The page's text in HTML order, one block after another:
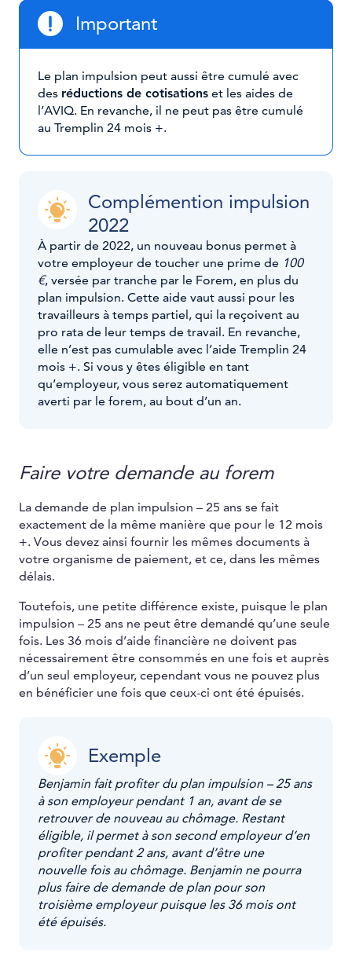
Important
Le plan impulsion peut aussi être cumulé avec
des réductions de cotisations et les aides de
l’AVIQ. En revanche, il ne peut pas être cumulé
au Tremplin 24 mois +.
Complémention impulsion
2022
À partir de 2022, un nouveau bonus permet à
votre employeur de toucher une prime de 100
€, versée par tranche par le Forem, en plus du
plan impulsion. Cette aide vaut aussi pour les
travailleurs à temps partiel, qui la reçoivent au
pro rata de leur temps de travail. En revanche,
elle n’est pas cumulable avec l’aide Tremplin 24
mois +. Si vous y êtes éligible en tant
qu’employeur, vous serez automatiquement
averti par le forem, au bout d’un an.
Faire votre demande au forem
La demande de plan impulsion – 25 ans se fait
exactement de la même manière que pour le 12 mois
+. Vous devez ainsi fournir les mêmes documents à
votre organisme de paiement, et ce, dans les mêmes
délais.
Toutefois, une petite différence existe, puisque le plan
impulsion – 25 ans ne peut être demandé qu’une seule
fois. Les 36 mois d’aide financière ne doivent pas
nécessairement être consommés en une fois et auprès
d’un seul employeur, cependant vous ne pouvez plus
en bénéficier une fois que ceux-ci ont été épuisés.
Exemple
Benjamin fait profiter du plan impulsion – 25 ans
à son employeur pendant 1 an, avant de se
retrouver de nouveau au chômage. Restant
éligible, il permet à son second employeur d’en
profiter pendant 2 ans, avant d’être une
nouvelle fois au chômage. Benjamin ne pourra
plus faire de demande de plan pour son
troisième employeur puisque les 36 mois ont
été épuisés.